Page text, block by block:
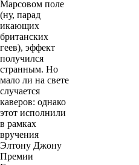
Марсовом поле
(ну, парад
икающих
британских
геев), эффект
получился
странным. Но
мало ли на свете
случается
каверов: однако
этот исполнили
в рамках
вручения
Элтону Джону
Премии